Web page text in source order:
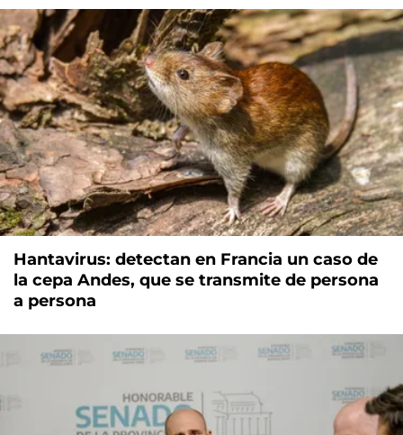
Hantavirus: detectan en Francia un caso de
la cepa Andes, que se transmite de persona
a persona